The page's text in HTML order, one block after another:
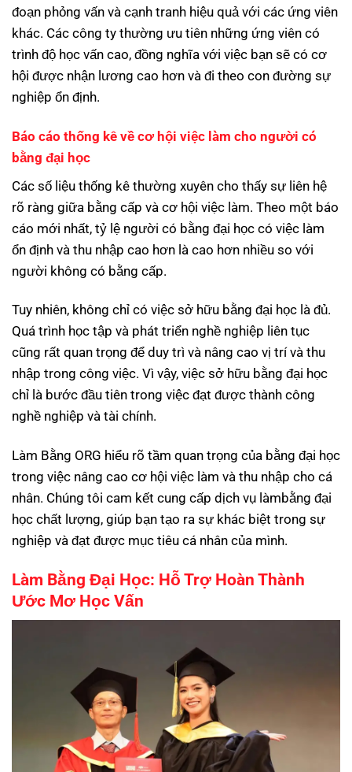
đoạn phỏng vấn và cạnh tranh hiệu quả với các ứng viên
khác. Các công ty thường ưu tiên những ứng viên có
trình độ học vấn cao, đồng nghĩa với việc bạn sẽ có cơ
hội được nhận lương cao hơn và đi theo con đường sự
nghiệp ổn định.
Báo cáo thống kê về cơ hội việc làm cho người có
bằng đại học
Các số liệu thống kê thường xuyên cho thấy sự liên hệ
rõ ràng giữa bằng cấp và cơ hội việc làm. Theo một báo
cáo mới nhất, tỷ lệ người có bằng đại học có việc làm
ổn định và thu nhập cao hơn là cao hơn nhiều so với
người không có bằng cấp.
Tuy nhiên, không chỉ có việc sở hữu bằng đại học là đủ.
Quá trình học tập và phát triển nghề nghiệp liên tục
cũng rất quan trọng để duy trì và nâng cao vị trí và thu
nhập trong công việc. Vì vậy, việc sở hữu bằng đại học
chỉ là bước đầu tiên trong việc đạt được thành công
nghề nghiệp và tài chính.
Làm Bằng ORG hiểu rõ tầm quan trọng của bằng đại học
trong việc nâng cao cơ hội việc làm và thu nhập cho cá
nhân. Chúng tôi cam kết cung cấp dịch vụ làmbằng đại
học chất lượng, giúp bạn tạo ra sự khác biệt trong sự
nghiệp và đạt được mục tiêu cá nhân của mình.
Làm Bằng Đại Học: Hỗ Trợ Hoàn Thành
Ước Mơ Học Vấn